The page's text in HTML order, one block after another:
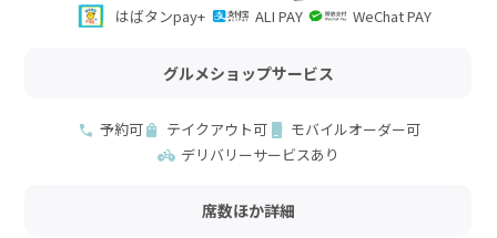
はばタンpay+
ALI PAY WeChat PAY
グルメショップサービス
予約可 テイクアウト可
モバイルオーダー可
デリバリーサービスあり
席数ほか詳細